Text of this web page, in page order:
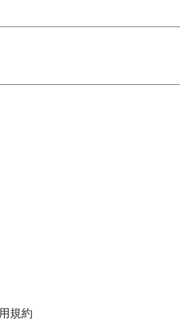
規約